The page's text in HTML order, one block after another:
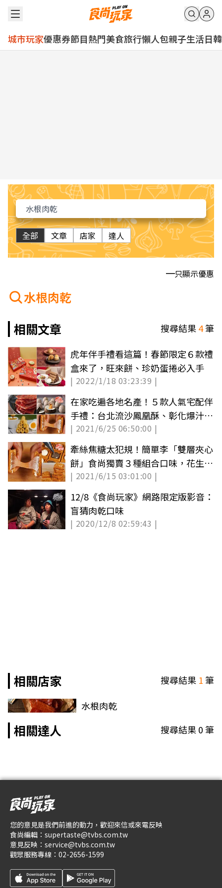
城市玩家優惠券節目熱門美食旅行懶人包親子生活日韓
全部 文章 店家 達人
只顯示優惠
水根肉乾
相關文章
搜尋結果4筆
虎年伴手禮看這篇！春節限定６款禮
盒來了，旺來餅、珍奶蛋捲必入手
| 2022/1/18 03:23:39 |
在家吃遍各地名產！５款人氣宅配伴
手禮：台北流沙鳳凰酥、彰化爆汁肉
乾、台東醬心蛋捲
| 2021/6/25 06:50:00 |
牽絲焦糖太犯規！簡單李「雙層夾心
餅」食尚獨賣３種組合口味，花生肉
鬆、芝麻奶油必吃
| 2021/6/15 03:01:00 |
12/8《食尚玩家》網路限定版影音：
盲猜肉乾口味
| 2020/12/8 02:59:43 |
相關店家 搜尋結果 1筆
水根肉乾
相關達人 搜尋結果0筆
您的意見是我們前進的動力，歡迎來信或來電反映
食尚編輯： supertaste@tvbs.com.tw
意見反映： service@tvbs.com.tw
觀眾服務專線： 02-2656-1599